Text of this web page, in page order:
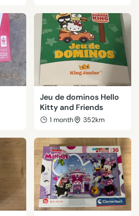
Jeu de dominos Hello
Kitty and Friends
1 month 352km